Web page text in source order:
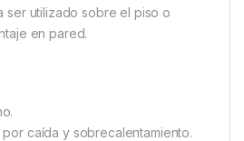
ser utilizado sobre el piso o
en pared.
caída y sobrecalentamiento.